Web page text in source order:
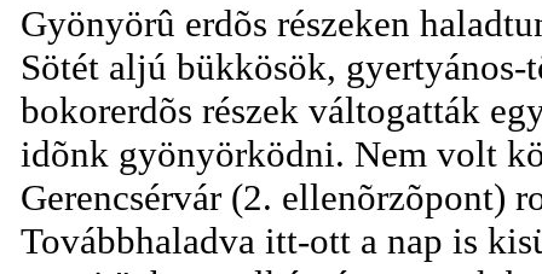
Gyönyörû erdõs részeken
Sötét aljú bükkösök, gyertyános-
bokorerdõs részek váltogatták
idõnk gyönyörködni. Nem volt
Gerencsérvár (2. ellenõrzõpont)
Továbbhaladva itt-ott a nap is